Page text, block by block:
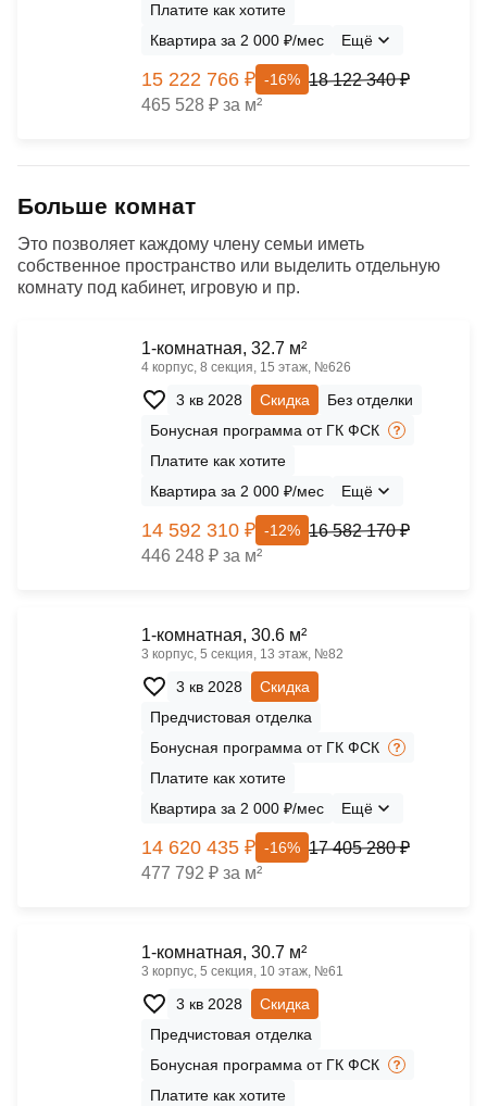
Платите как хотите
Квартира за 2 000 ₽/мес
Ещё
15 222 766 ₽ -16% 18 122 340 ₽
465 528 ₽ за м²
Больше комнат
Это позволяет каждому члену семьи иметь
собственное пространство или выделить отдельную
комнату под кабинет, игровую и пр.
1-комнатная, 32.7 м²
4 корпус, 8 секция, 15 этаж, №626
3 кв 2028 Скидка
Без отделки
Бонусная программа от ГК ФСК
Платите как хотите
Квартира за 2 000 ₽/мес
Ещё
14 592 310 ₽ -12% 16 582 170 ₽
446 248 ₽ за м²
1-комнатная, 30.6 м²
3 корпус, 5 секция, 13 этаж, №82
3 кв 2028
Скидка
Предчистовая отделка
Бонусная программа от ГК ФСК
Платите как хотите
Квартира за 2 000 ₽/мес
Ещё
14 620 435 ₽ -16% 17 405 280 ₽
477 792 ₽ за м²
1-комнатная, 30.7 м²
3 корпус, 5 секция, 10 этаж, №61
3 кв 2028
Скидка
Предчистовая отделка
Бонусная программа от ГК ФСК
Платите как хотите